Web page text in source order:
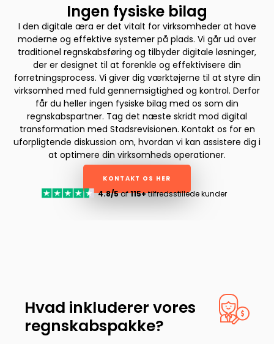
Ingen fysiske bilag
I den digitale æra er det vitalt for virksomheder at have
moderne og effektive systemer på plads. Vi går ud over
traditionel regnskabsføring og tilbyder digitale løsninger,
der er designet til at forenkle og effektivisere din
forretningsprocess. Vi giver dig værktøjerne til at styre din
virksomhed med fuld gennemsigtighed og kontrol. Derfor
får du heller ingen fysiske bilag med os som din
regnskabspartner. Tag det næste skridt mod digital
transformation med Stadsrevisionen. Kontakt os for en
uforpligtende diskussion om, hvordan vi kan assistere dig i
at optimere din virksomheds operationer.
KONTAKT OS HER
4.8/5af115+tilfredsstillede kunder
Hvad inkluderer vores
regnskabspakke?